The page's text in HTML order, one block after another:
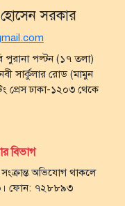
সরকার
পুরানা পল্টন (১৭ তলা)
সার্কুলার রোড (মামুন
প্রেস ঢাকা-১২০৩ থেকে
বিভাগ
অভিযোগ থাকলে
ফোন: ৭২৮৮৯৩